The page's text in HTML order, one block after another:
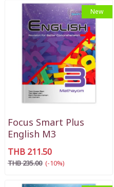
New
Focus Smart Plus
English M3
THB 211.50
THB 235.00 (-10%)